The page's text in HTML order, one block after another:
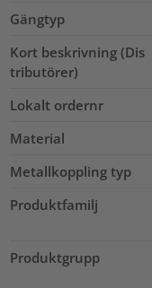
Gängtyp
Kort beskrivning (Dis
tributörer)
Lokalt ordernr
Material
Metallkoppling typ
Produktfamilj
Produktgrupp